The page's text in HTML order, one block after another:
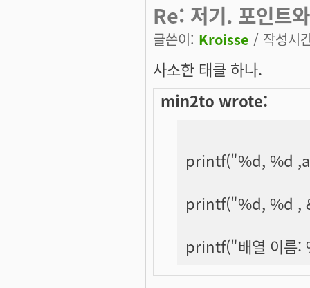
Re: 저기. 포인트
글쓴이: Kroisse / 작성시
사소한 태클 하나.
min2to wrote:
printf("%d, %d
printf("%d, %d ,
printf("배열 이름: